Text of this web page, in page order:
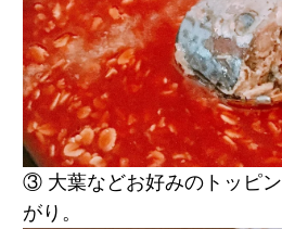
③ 大葉などお好みのトッピ
がり。